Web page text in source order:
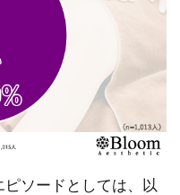
ソードとしては、以